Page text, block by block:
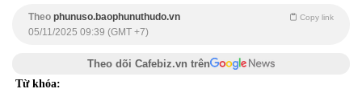
Theo phunuso.baophunuthudo.vn Copy link
05/11/2025 09:39 (GMT +7)
Theo dõi Cafebiz.vn trên
Từ khóa: